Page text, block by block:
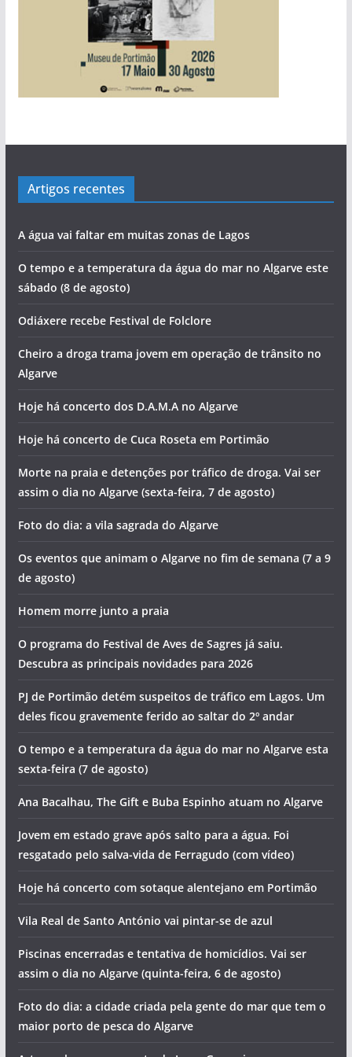
Artigos recentes
A água vai faltar em muitas zonas de Lagos
O tempo e a temperatura da água do mar no Algarve este
sábado (8 de agosto)
Odiáxere recebe Festival de Folclore
Cheiro a droga trama jovem em operação de trânsito no
Algarve
Hoje há concerto dos D.A.M.A no Algarve
Hoje há concerto de Cuca Roseta em Portimão
Morte na praia e detenções por tráfico de droga. Vai ser
assim o dia no Algarve (sexta-feira, 7 de agosto)
Foto do dia: a vila sagrada do Algarve
Os eventos que animam o Algarve no fim de semana (7 a 9
de agosto)
Homem morre junto a praia
O programa do Festival de Aves de Sagres já saiu.
Descubra as principais novidades para 2026
PJ de Portimão detém suspeitos de tráfico em Lagos. Um
deles ficou gravemente ferido ao saltar do 2º andar
O tempo e a temperatura da água do mar no Algarve esta
sexta-feira (7 de agosto)
Ana Bacalhau, The Gift e Buba Espinho atuam no Algarve
Jovem em estado grave após salto para a água. Foi
resgatado pelo salva-vida de Ferragudo (com vídeo)
Hoje há concerto com sotaque alentejano em Portimão
Vila Real de Santo António vai pintar-se de azul
Piscinas encerradas e tentativa de homicídios. Vai ser
assim o dia no Algarve (quinta-feira, 6 de agosto)
Foto do dia: a cidade criada pela gente do mar que tem o
maior porto de pesca do Algarve